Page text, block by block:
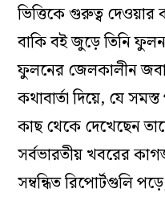
ভিত্তিকে গুরুত্ব
বাকি বই জুড়ে তিনি
ফুলনের জেলকালীন
কথাবার্তা দিয়ে, যে
কাছ থেকে দেখেছেন
সর্বভারতীয় খবরের
সম্বন্ধিত রিপোর্টগুলি